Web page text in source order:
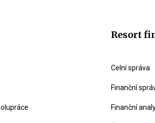
Resort
Celní správa
Finanční
Finanční